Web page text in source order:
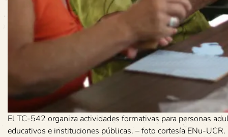
El TC-542 organiza actividades formativas para personas
educativos e instituciones públicas. – foto cortesía ENu-UCR.